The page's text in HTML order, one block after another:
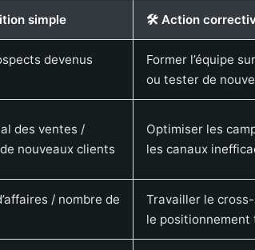
simple 🛠 Action
devenus
Former l’équipe
ou tester de
des ventes /
nouveaux clients
Optimiser les
les canaux
/ nombre de
Travailler le
le positionnement